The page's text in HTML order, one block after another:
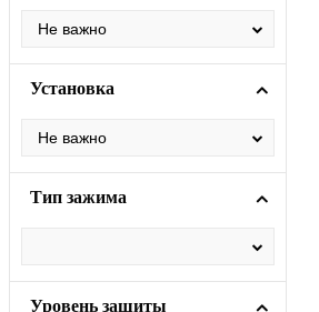
Установка
Тип зажима
Уровень защиты